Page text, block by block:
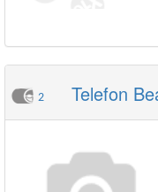
2 Telefon